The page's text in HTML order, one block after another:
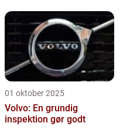
01 oktober 2025
Volvo: En grundig
inspektion gør godt